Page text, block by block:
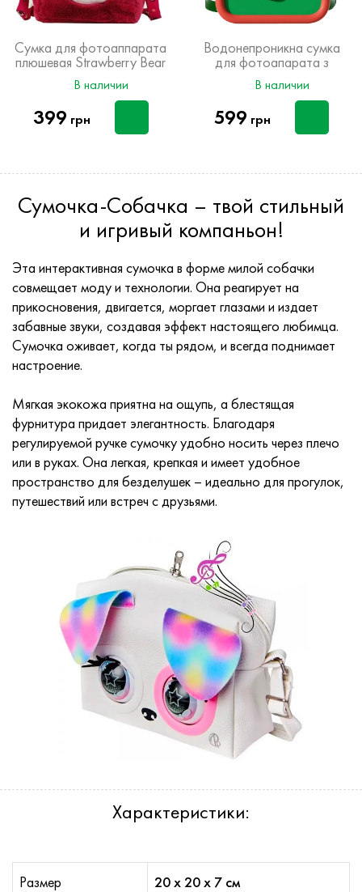
Сумка для фотоаппарата
плюшевая Strawberry Bear
В наличии
399 грн
Водонепроникна сумка
для фотоапарата з
Новорічним дизайном
В наличии
599 грн
Сумочка-Собачка – твой стильный
и игривый компаньон!
Эта интерактивная сумочка в форме милой собачки
совмещает моду и технологии. Она реагирует на
прикосновения, двигается, моргает глазами и издает
забавные звуки, создавая эффект настоящего любимца.
Сумочка оживает, когда ты рядом, и всегда поднимает
настроение.
Мягкая экокожа приятна на ощупь, а блестящая
фурнитура придает элегантность. Благодаря
регулируемой ручке сумочку удобно носить через плечо
или в руках. Она легкая, крепкая и имеет удобное
пространство для безделушек – идеально для прогулок,
путешествий или встреч с друзьями.
Характеристики:
Размер 20 x 20 х 7 см